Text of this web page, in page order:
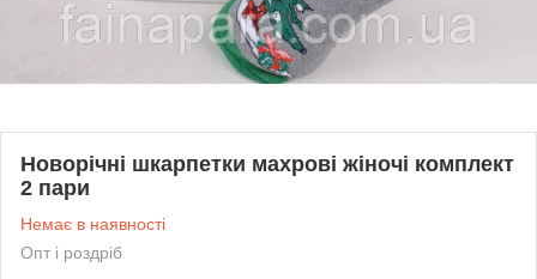
Новорічні шкарпетки махрові жіночі комплект
2 пари
Немає в наявності
Опт і роздріб